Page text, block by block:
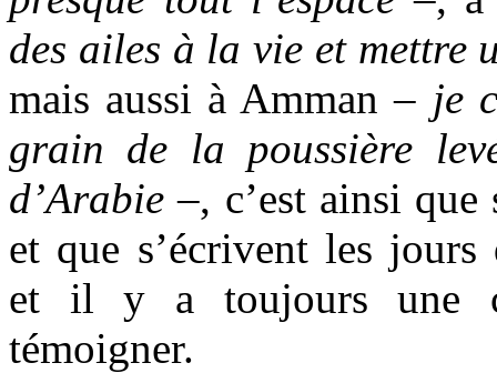
des ailes à la vie et mettre
mais aussi à Amman – je
grain de la poussière
d’Arabie–, c’est ainsi
et que s’écrivent les
et il y a toujours une
témoigner.